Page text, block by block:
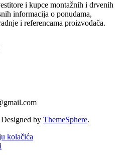
i kupce montažnih i drvenih
informacija o ponudama,
i referencama proizvođača.
by ThemeSphere.
kolačića